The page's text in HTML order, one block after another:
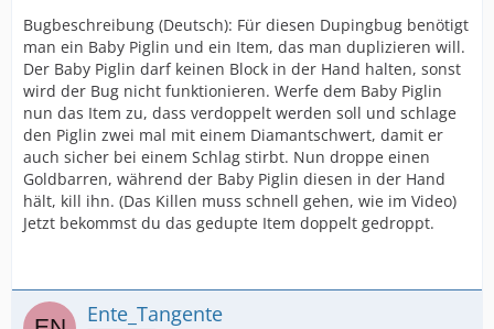
Bugbeschreibung (Deutsch): Für diesen Dupingbug benötigt
man ein Baby Piglin und ein Item, das man duplizieren will.
Der Baby Piglin darf keinen Block in der Hand halten, sonst
wird der Bug nicht funktionieren. Werfe dem Baby Piglin
nun das Item zu, dass verdoppelt werden soll und schlage
den Piglin zwei mal mit einem Diamantschwert, damit er
auch sicher bei einem Schlag stirbt. Nun droppe einen
Goldbarren, während der Baby Piglin diesen in der Hand
hält, kill ihn. (Das Killen muss schnell gehen, wie im Video)
Jetzt bekommst du das gedupte Item doppelt gedroppt.
Ente_Tangente